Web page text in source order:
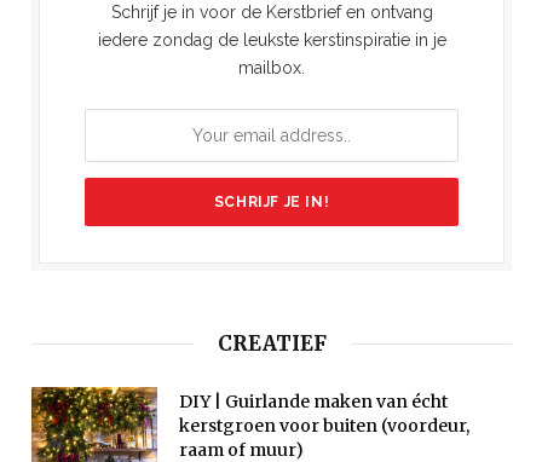
Schrijf je in voor de Kerstbrief en ontvang
iedere zondag de leukste kerstinspiratie in je
mailbox.
CREATIEF
DIY | Guirlande maken van écht
kerstgroen voor buiten (voordeur,
raam of muur)